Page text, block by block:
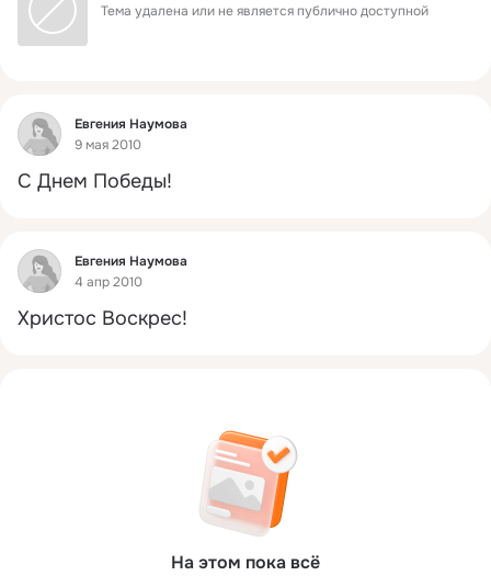
Тема удалена или не является публично доступной
Фид
Евгения Наумова
9 мая 2010
С Днем Победы!
Фид
Евгения Наумова
4 апр 2010
Христос Воскрес!
На этом пока всё